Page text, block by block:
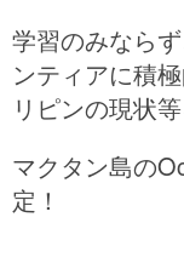
学習のみなら
ンティアに積
リピンの現状
マクタン島の
定！